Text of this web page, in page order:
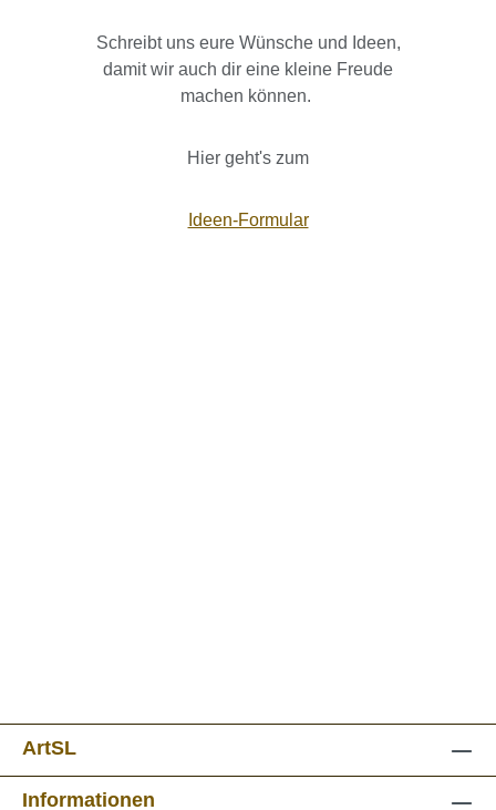
Schreibt uns eure Wünsche und Ideen,
damit wir auch dir eine kleine Freude
machen können.
Hier geht's zum
Ideen-Formular
ArtSL
Informationen